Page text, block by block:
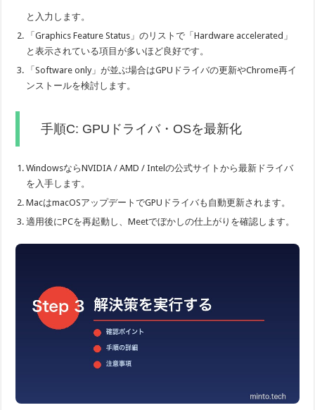
と入力します。
「Graphics Feature Status」のリストで「Hardware accelerated」
と表示されている項目が多いほど良好です。
「Software only」が並ぶ場合はGPUドライバの更新やChrome再イ
ンストールを検討します。
手順C: GPUドライバ・OSを最新化
WindowsならNVIDIA / AMD / Intelの公式サイトから最新ドライバ
を入手します。
MacはmacOSアップデートでGPUドライバも自動更新されます。
適用後にPCを再起動し、Meetでぼかしの仕上がりを確認します。